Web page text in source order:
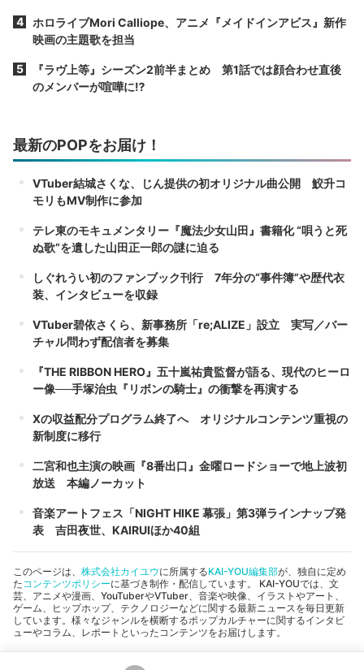
ホロライブMori Calliope、アニメ『メイドインアビス』新作
映画の主題歌を担当
『ラヴ上等』シーズン2前半まとめ 第1話では顔合わせ直後
のメンバーが喧嘩に⁉︎
最新のPOPをお届け！
VTuber結城さくな、じん提供の初オリジナル曲公開 鮫升コ
モリもMV制作に参加
テレ東のモキュメンタリー『魔法少女山田』書籍化 “唄うと死
ぬ歌”を遺した山田正一郎の謎に迫る
しぐれうい初のファンブック刊行 7年分の“事件簿”や歴代衣
装、インタビューを収録
VTuber碧依さくら、新事務所「re;ALIZE」設立 実写／バー
チャル問わず配信者を募集
『THE RIBBON HERO』五十嵐祐貴監督が語る、現代のヒーロ
ー像──手塚治虫『リボンの騎士』の衝撃を再演する
Xの収益配分プログラム終了へ オリジナルコンテンツ重視の
新制度に移行
二宮和也主演の映画『8番出口』金曜ロードショーで地上波初
放送 本編ノーカット
音楽アートフェス「NIGHT HIKE 幕張」第3弾ラインナップ発
表 吉田夜世、KAIRUIほか40組
このページは、 株式会社カイユウに所属するKAI-YOU編集部が、独自に定め
た コンテンツポリシーに基づき制作・配信しています。 KAI-YOUでは、文
芸、アニメや漫画、YouTuberやVTuber、音楽や映像、イラストやアート、
ゲーム、ヒップホップ、テクノロジーなどに関する最新ニュースを毎日更新
しています。様々なジャンルを横断するポップカルチャーに関するインタビ
ューやコラム、レポートといったコンテンツをお届けします。